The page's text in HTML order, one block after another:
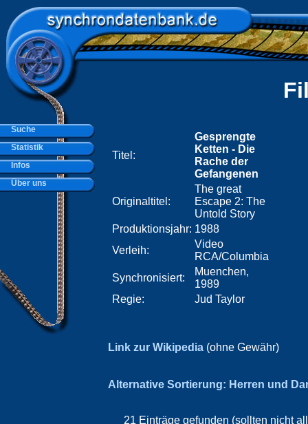
Titel:
Gesprengte
Ketten - Die
Rache der
Gefangenen
Originaltitel:
The great
Escape 2: The
Untold Story
Produktionsjahr: 1988
Verleih:
Video
RCA/Columbia
Synchronisiert:
Muenchen,
1989
Regie:
Jud Taylor
Link zur Wikipedia (ohne Gewähr)
Alternative Sortierung: Herren und
21 Einträge gefunden (sollten nicht
Suche
Statistik
Infos
Über uns